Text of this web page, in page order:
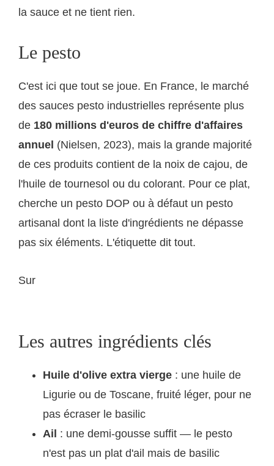
la sauce et ne tient rien.
Le pesto
C'est ici que tout se joue. En France, le marché
des sauces pesto industrielles représente plus
de 180 millions d'euros de chiffre d'affaires
annuel (Nielsen, 2023), mais la grande majorité
de ces produits contient de la noix de cajou, de
l'huile de tournesol ou du colorant. Pour ce plat,
cherche un pesto DOP ou à défaut un pesto
artisanal dont la liste d'ingrédients ne dépasse
pas six éléments. L'étiquette dit tout.
Sur
Les autres ingrédients clés
Huile d'olive extra vierge : une huile de
Ligurie ou de Toscane, fruité léger, pour ne
pas écraser le basilic
Ail : une demi-gousse suffit — le pesto
n'est pas un plat d'ail mais de basilic